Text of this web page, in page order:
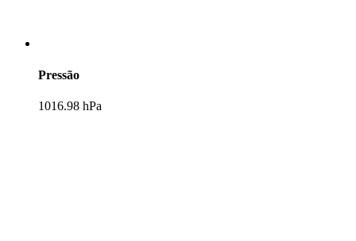
Pressão
1016.98 hPa